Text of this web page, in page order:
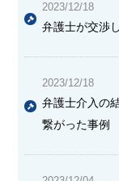
2023/12/18
弁護士が交渉
2023/12/18
弁護士介入の
繋がった事例